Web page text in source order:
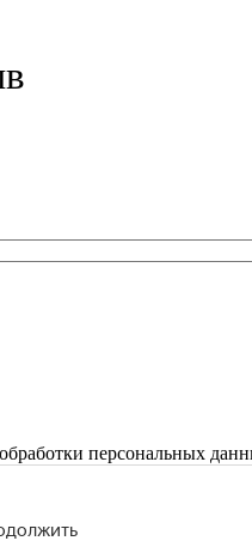
персональных